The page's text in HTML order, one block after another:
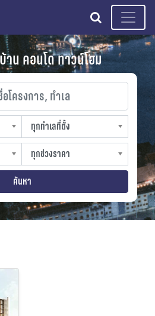
search
น คอนโด ทาวน์โฮม
งการ, ทำเล
ทุกทำเลที่ตั้ง
slocation
ทุกช่วงราคา
sprice
ค้นหา